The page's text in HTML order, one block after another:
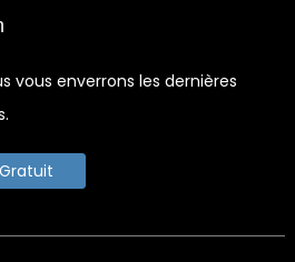
vous enverrons les dernières